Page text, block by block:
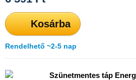
Kosárba
Rendelhető ~2-5 nap
Szünetmentes táp